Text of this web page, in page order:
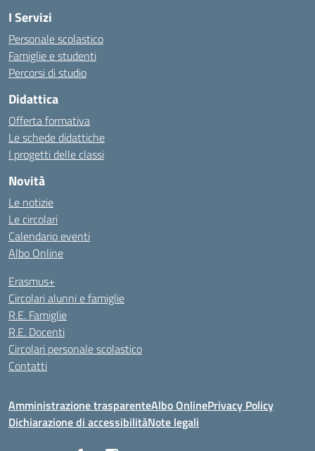
I Servizi
Personale scolastico
Famiglie e studenti
Percorsi di studio
Didattica
Offerta formativa
Le schede didattiche
I progetti delle classi
Novità
Le notizie
Le circolari
Calendario eventi
Albo Online
Erasmus+
Circolari alunni e famiglie
R.E. Famiglie
R.E. Docenti
Circolari personale scolastico
Contatti
Amministrazione trasparenteAlbo OnlinePrivacy Policy
Dichiarazione di accessibilitàNote legali